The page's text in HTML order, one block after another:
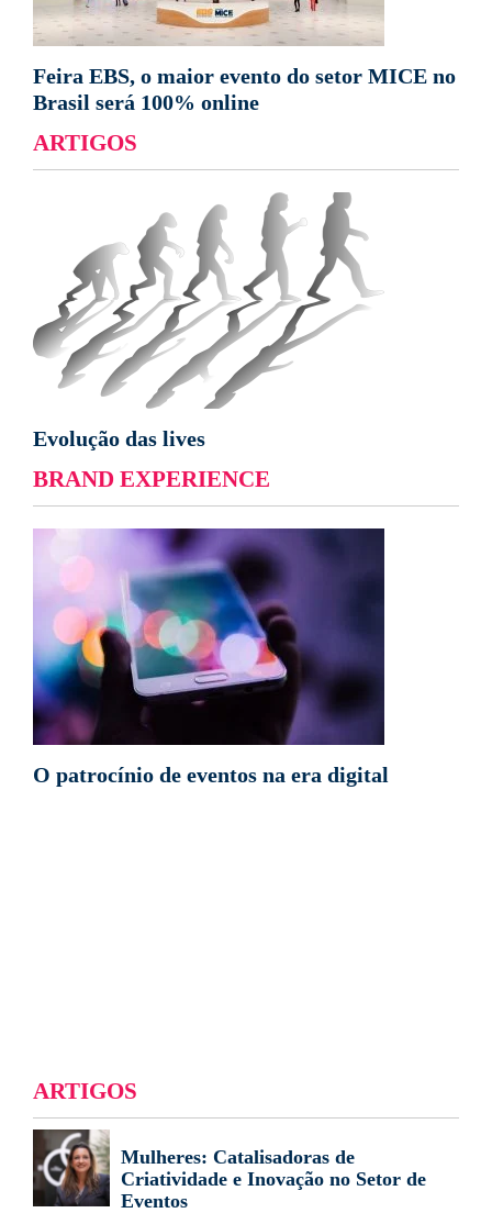
Feira EBS, o maior evento do setor MICE no
Brasil será 100% online
ARTIGOS
Evolução das lives
BRAND EXPERIENCE
O patrocínio de eventos na era digital
ARTIGOS
Mulheres: Catalisadoras de
Criatividade e Inovação no Setor de
Eventos